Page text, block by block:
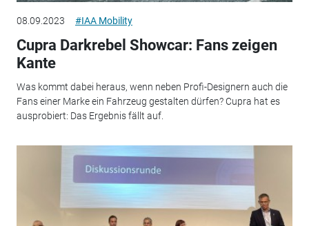
08.09.2023 #IAA Mobility
Cupra Darkrebel Showcar: Fans zeigen
Kante
Was kommt dabei heraus, wenn neben Profi-Designern auch die
Fans einer Marke ein Fahrzeug gestalten dürfen? Cupra hat es
ausprobiert: Das Ergebnis fällt auf.